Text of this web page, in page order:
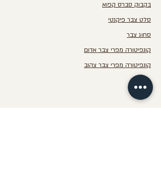
בקבוק סברס קפוא
סלט צבר פיקנטי
סחוג צבר
קונפיטורה מפרי צבר אדום
קונפיטורה מפרי צבר צהוב